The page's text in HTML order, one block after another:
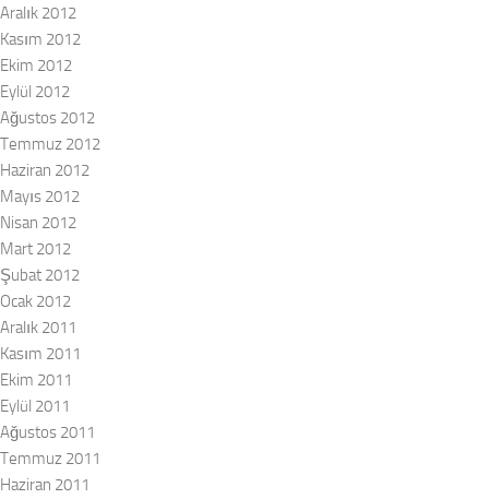
Aralık 2012
Kasım 2012
Ekim 2012
Eylül 2012
Ağustos 2012
Temmuz 2012
Haziran 2012
Mayıs 2012
Nisan 2012
Mart 2012
Şubat 2012
Ocak 2012
Aralık 2011
Kasım 2011
Ekim 2011
Eylül 2011
Ağustos 2011
Temmuz 2011
Haziran 2011